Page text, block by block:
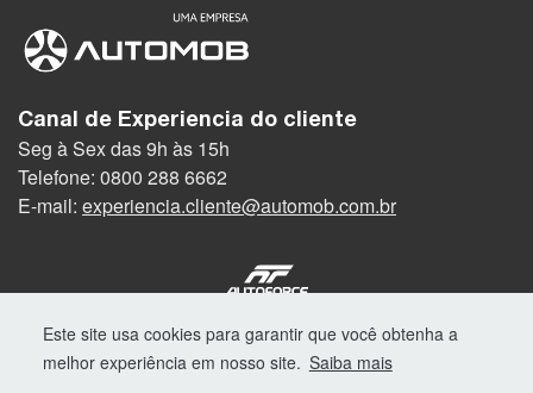
Este site usa cookies para garantir que você obtenha a
melhor experiência em nosso site. Saiba mais
Canal de Experiencia do cliente
Seg à Sex das 9h às 15h
Telefone: 0800 288 6662
E-mail: experiencia.cliente@automob.com.br
AutoForce - Todos os direitos reservados.
Como a Autostar trata os Dados Pessoais (LGPD)